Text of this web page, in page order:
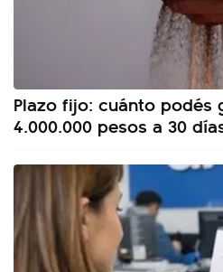
Plazo fijo: cuánto podés
4.000.000 pesos a 30